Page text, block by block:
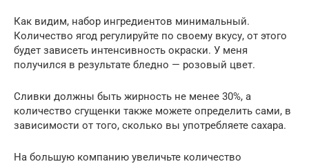
Как видим, набор ингредиентов минимальный.
Количество ягод регулируйте по своему вкусу, от этого
будет зависеть интенсивность окраски. У меня
получился в результате бледно — розовый цвет.
Сливки должны быть жирность не менее 30%, а
количество сгущенки также можете определить сами, в
зависимости от того, сколько вы употребляете сахара.
На большую компанию увеличьте количество